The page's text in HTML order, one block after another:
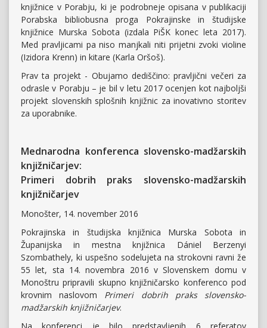
knjižnice v Porabju, ki je podrobneje opisana v publikaciji
Porabska bibliobusna proga Pokrajinske in študijske
knjižnice Murska Sobota (izdala PiŠK konec leta 2017).
Med pravljicami pa niso manjkali niti prijetni zvoki violine
(Izidora Krenn) in kitare (Karla Oršoš).
Prav ta projekt - Obujamo dediščino: pravljični večeri za
odrasle v Porabju – je bil v letu 2017 ocenjen kot najboljši
projekt slovenskih splošnih knjižnic za inovativno storitev
za uporabnike.
Mednarodna konferenca slovensko-madžarskih
knjižničarjev:
Primeri dobrih praks slovensko-madžarskih
knjižničarjev
Monošter, 14. november 2016
Pokrajinska in študijska knjižnica Murska Sobota in
Županijska in mestna knjižnica Dániel Berzenyi
Szombathely, ki uspešno sodelujeta na strokovni ravni že
55 let, sta 14. novembra 2016 v Slovenskem domu v
Monoštru pripravili skupno knjižničarsko konferenco pod
krovnim naslovom Primeri dobrih praks slovensko-
madžarskih knjižničarjev.